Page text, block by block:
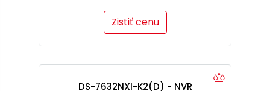
Zistiť cenu
DS-7632NXI-K2(D) - NVR